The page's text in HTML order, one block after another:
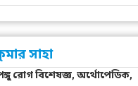
সাহা
রোগ বিশেষজ্ঞ, অর্থোপেডিক,